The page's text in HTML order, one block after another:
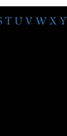
T U V W X Y